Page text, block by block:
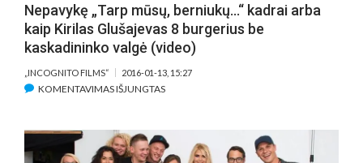
Nepavykę „Tarp mūsų, berniukų…“ kadrai arba
kaip Kirilas Glušajevas 8 burgerius be
kaskadininko valgė (video)
„INCOGNITO FILMS“ 2016-01-13, 15:27
KOMENTAVIMAS IŠJUNGTASĮRAŠE
MŪSŲ,
BERNIUKŲ…“